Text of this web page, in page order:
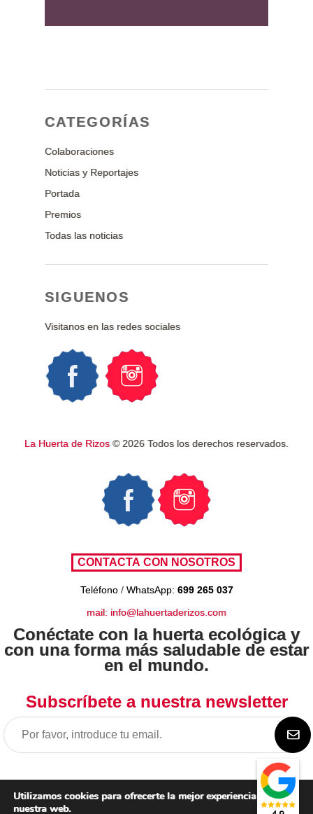
CATEGORÍAS
Colaboraciones
Noticias y Reportajes
Portada
Premios
Todas las noticias
SIGUENOS
Visitanos en las redes sociales
La Huerta de Rizos© 2026 Todos los derechos reservados.
Teléfono / WhatsApp: 699 265 037
mail: info@lahuertaderizos.com
Conéctate con la huerta ecológica y
con una forma más saludable de estar
en el mundo.
Subscríbete a nuestra newsletter
Utilizamos cookies para ofrecerte la mejor experiencia en
nuestra web.